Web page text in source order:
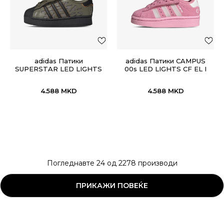
adidas Патики
SUPERSTAR LED LIGHTS
4.588 MKD
adidas Патики CAMPUS
00s LED LIGHTS CF EL I
4.588 MKD
Погледнавте 24од 2278 производи
ПРИКАЖИ ПОВЕЌЕ